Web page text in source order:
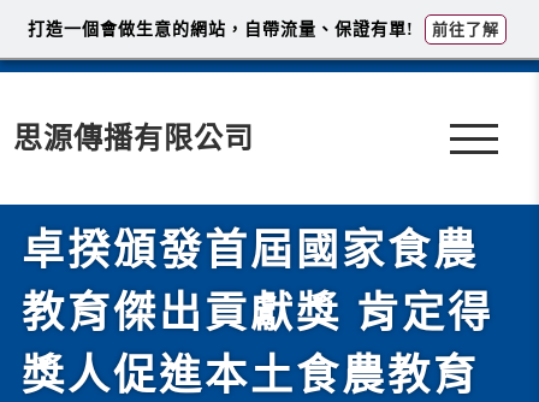
思源傳播有限公司
卓揆頒發首屆國家食農
教育傑出貢獻獎 肯定得
獎人促進本土食農教育
打造一個會做生意的網站，自帶流量、保證有單! 前往了解